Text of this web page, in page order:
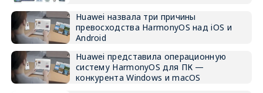
Huawei назвала три причины
превосходства HarmonyOS над iOS и
Android
Huawei представила операционную
систему HarmonyOS для ПК —
конкурента Windows и macOS